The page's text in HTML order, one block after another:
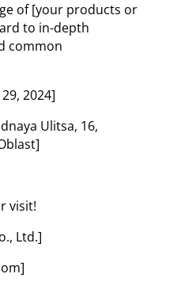
of [your products or
to in-depth
common
2024]
Ulitsa, 16,
visit!
Ltd.]